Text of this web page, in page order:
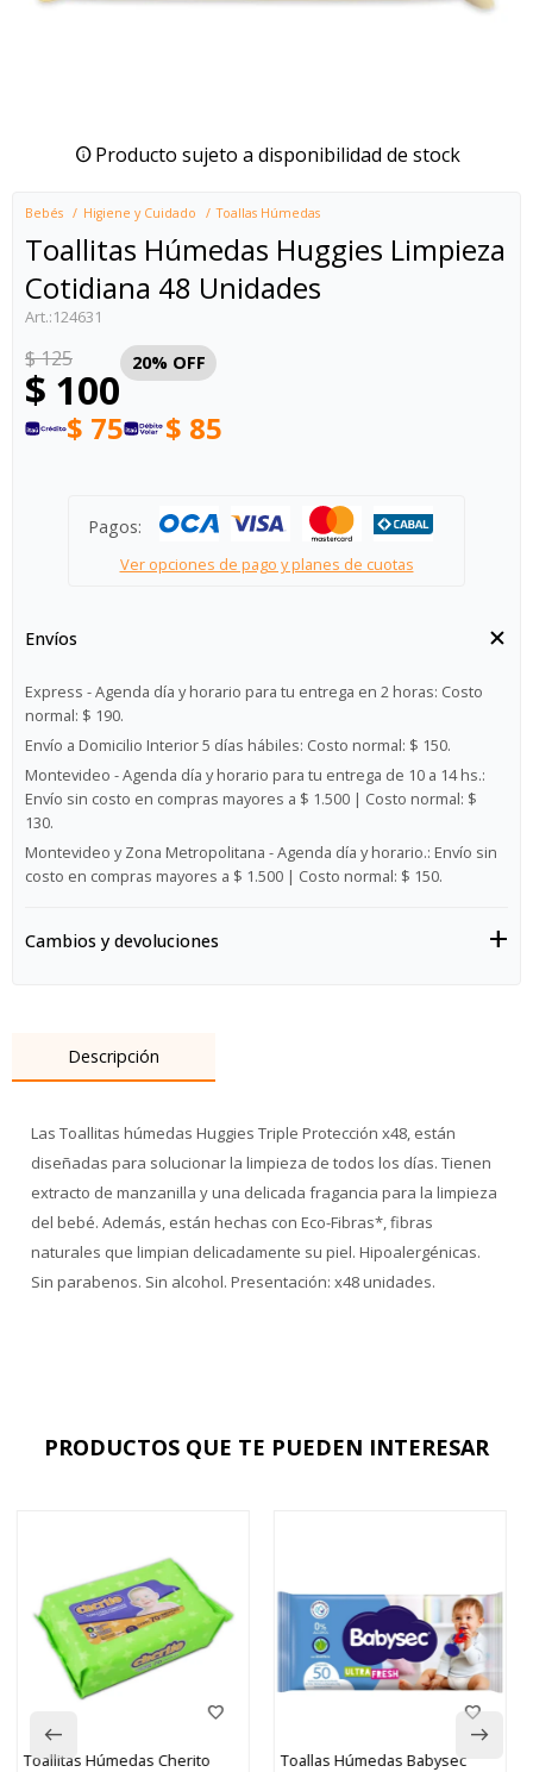
Producto sujeto a disponibilidad de stock
Bebés Higiene y Cuidado Toallas Húmedas
Toallitas Húmedas Huggies Limpieza
Cotidiana 48 Unidades
124631
$ 100
$125 20
$ 75 $ 85
Pagos:
Ver opciones de pago y planes de cuotas
Envíos
Express - Agenda día y horario para tu entrega en 2 horas: Costo
normal: $ 190.
Envío a Domicilio Interior 5 días hábiles: Costo normal: $ 150.
Montevideo - Agenda día y horario para tu entrega de 10 a 14 hs.:
Envío sin costo en compras mayores a $ 1.500 | Costo normal: $
130.
Montevideo y Zona Metropolitana - Agenda día y horario.: Envío sin
costo en compras mayores a $ 1.500 | Costo normal: $ 150.
Cambios y devoluciones
Descripción
Las Toallitas húmedas Huggies Triple Protección x48, están
diseñadas para solucionar la limpieza de todos los días. Tienen
extracto de manzanilla y una delicada fragancia para la limpieza
del bebé. Además, están hechas con Eco-Fibras*, fibras
naturales que limpian delicadamente su piel. Hipoalergénicas.
Sin parabenos. Sin alcohol. Presentación: x48 unidades.
PRODUCTOS QUE TE PUEDEN INTERESAR
Toallas Húmedas Babysec
Toallitas Húmedas para Bebé